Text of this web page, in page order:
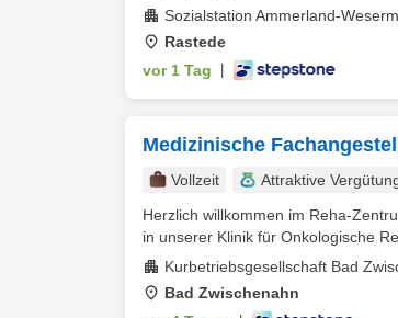
Sozialstation Ammerland-
Rastede
vor 1 Tag
Medizinische
Vollzeit
Attraktive
Herzlich willkommen im Reha-
in unserer Klinik für Onkologische
Kurbetriebsgesellschaft Bad
Bad Zwischenahn